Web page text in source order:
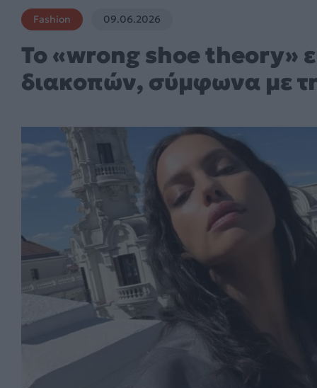
Fashion 09.06.2026
To «wrong shoe theory»
διακοπών, σύμφωνα με